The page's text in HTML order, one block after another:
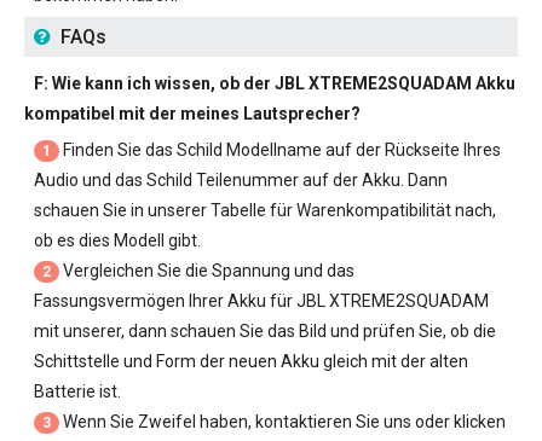
FAQs
F: Wie kann ich wissen, ob der JBL XTREME2SQUADAM Akku
kompatibel mit der meines Lautsprecher?
1
Finden Sie das Schild Modellname auf der Rückseite Ihres
Audio und das Schild Teilenummer auf der Akku. Dann
schauen Sie in unserer Tabelle für Warenkompatibilität nach,
ob es dies Modell gibt.
2
Vergleichen Sie die Spannung und das
Fassungsvermögen IhrerAkku für JBL XTREME2SQUADAM
mit unserer, dann schauen Sie das Bild und prüfen Sie, ob die
Schittstelle und Form der neuen Akku gleich mit der alten
Batterie ist.
3
Wenn Sie Zweifel haben, kontaktieren Sie uns oder klicken